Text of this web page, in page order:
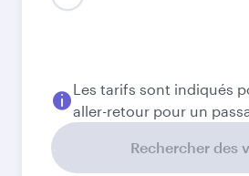
Les tarifs sont indiqués
aller-retour pour un
Rechercher des